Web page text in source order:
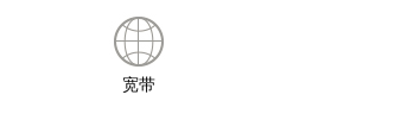
宽带